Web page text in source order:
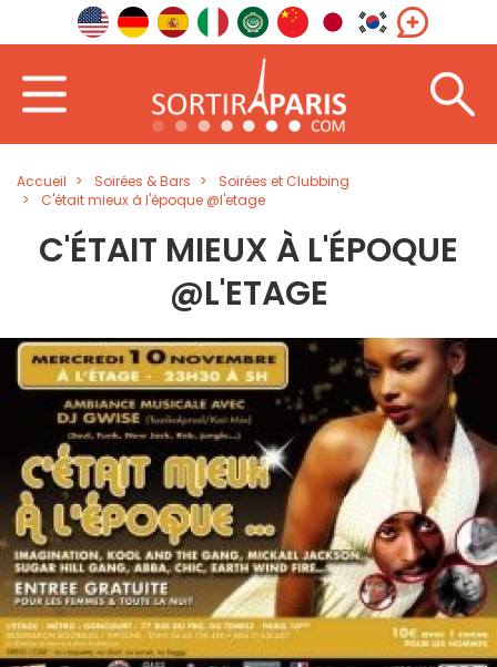
Accueil Soirées & Bars
Soirées et Clubbing
C'était mieux à l'époque @l'etage
C'ÉTAIT MIEUX À L'ÉPOQUE
@L'ETAGE